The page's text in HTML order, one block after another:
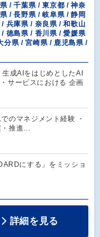
/ 千葉県 / 東京都 / 神奈
/ 長野県 / 岐阜県 / 静岡
兵庫県 / 奈良県 / 和歌山
徳島県 / 香川県 / 愛媛県
分県 / 宮崎県 / 鹿児島県 /
生成AIをはじめとしたAI
サービスにおける 企画
のマネジメント経験 ・
推進…
にする」をミッショ
詳細を見る